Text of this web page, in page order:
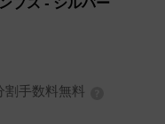
手数料無料